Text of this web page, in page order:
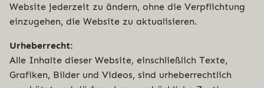
Website jederzeit zu ändern, ohne die Ver­pflich­tung
ein­zu­ge­hen, die Website zu aktualisieren.
Urhe­ber­recht:
Alle Inhalte dieser Website, ein­schließ­lich Texte,
Grafiken, Bilder und Videos, sind urhe­ber­recht­lich